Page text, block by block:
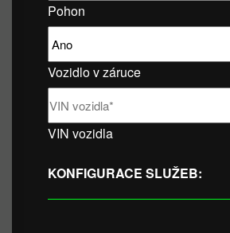
Pohon
Vozidlo v záruce
VIN vozidla
KONFIGURACE SLUŽEB: